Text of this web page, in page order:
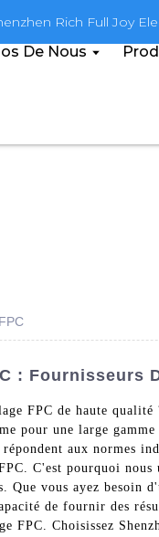
Rich Full Joy
De Nous
: Fournisseurs
FPC de haute
pour une large
aux normes
C'est pourquoi
Que vous ayez besoin
de fournir des
FPC. Choisissez